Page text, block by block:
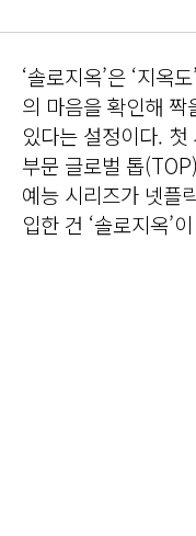
‘솔로지옥’은 ‘지옥
의 마음을 확인해 짝
있다는 설정이다.
부문 글로벌 톱
예능 시리즈가 넷플
입한 건 ‘솔로지옥’